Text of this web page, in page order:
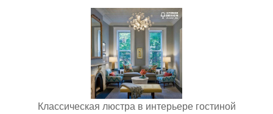
Классическая люстра в интерьере гостиной